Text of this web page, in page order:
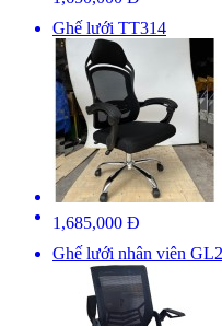
Ghế lưới TT314
1,685,000 Đ
Ghế lưới nhân viên